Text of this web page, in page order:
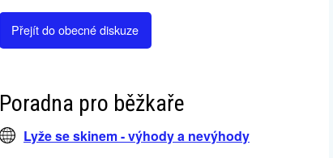
Přejít do obecné diskuze
Poradna pro běžkaře
Lyže se skinem - výhody a nevýhody